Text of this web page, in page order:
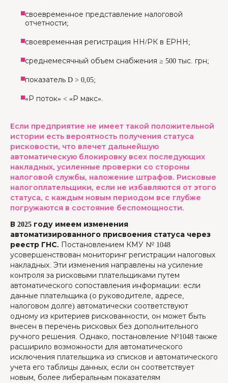
своевременное представление налоговой
отчетности;
своевременная регистрация НН/РК в ЕРНН;
среднемесячный объем снабжения ≥ 500 тыс. грн;
показатель D > 0,05;
«Р поток» < «Р макс».
Если предприятие не имеет такой положительной
истории есть вероятность получения статуса
рисковости, что влечет дальнейшую
автоматическую блокировку всех последующих
накладных, усиленные проверки со стороны
налоговой службы, наложение штрафов. Рисковые
налогоплательщики, если не избавляются от этого
статуса, с каждым новым периодом все глубже
погружаются в состояние беспомощности.
В 2025 году имеем изменения
автоматизированного присвоения статуса через
реестр ГНС. Постановлением КМУ № 1048
усовершенствован мониторинг регистрации налоговых
накладных. Эти изменения направлены на усиление
контроля за рисковыми плательщиками путем
автоматического сопоставления информации: если
данные плательщика (о руководителе, адресе,
налоговом долге) автоматически соответствуют
одному из критериев рискованности, он может быть
внесен в перечень рисковых без дополнительного
ручного решения. Однако, постановление №1048 также
расширило возможности для автоматического
исключения плательщика из списков и автоматического
учета его таблицы данных, если он соответствует
новым, более либеральным показателям